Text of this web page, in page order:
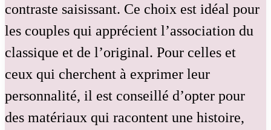
contraste saisissant. Ce choix est idéal pour
les couples qui apprécient l’association du
classique et de l’original. Pour celles et
ceux qui cherchent à exprimer leur
personnalité, il est conseillé d’opter pour
des matériaux qui racontent une histoire,